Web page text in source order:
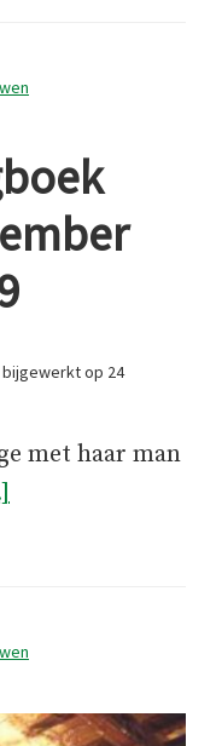
bijgewerkt op 24
met haar man